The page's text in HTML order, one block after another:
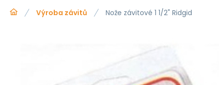
Výroba závitů Nože závitové 1 1/2" Ridgid